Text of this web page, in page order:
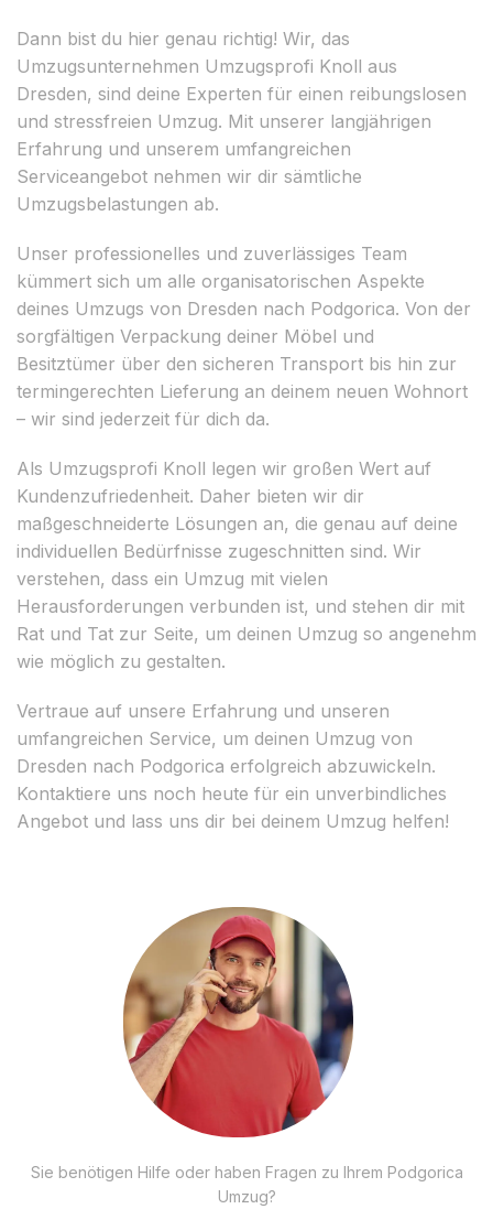
Dann bist du hier genau richtig! Wir, das
Umzugsunternehmen Umzugsprofi Knoll aus
Dresden, sind deine Experten für einen reibungslosen
und stressfreien Umzug. Mit unserer langjährigen
Erfahrung und unserem umfangreichen
Serviceangebot nehmen wir dir sämtliche
Umzugsbelastungen ab.
Unser professionelles und zuverlässiges Team
kümmert sich um alle organisatorischen Aspekte
deines Umzugs von Dresden nach Podgorica. Von der
sorgfältigen Verpackung deiner Möbel und
Besitztümer über den sicheren Transport bis hin zur
termingerechten Lieferung an deinem neuen Wohnort
– wir sind jederzeit für dich da.
Als Umzugsprofi Knoll legen wir großen Wert auf
Kundenzufriedenheit. Daher bieten wir dir
maßgeschneiderte Lösungen an, die genau auf deine
individuellen Bedürfnisse zugeschnitten sind. Wir
verstehen, dass ein Umzug mit vielen
Herausforderungen verbunden ist, und stehen dir mit
Rat und Tat zur Seite, um deinen Umzug so angenehm
wie möglich zu gestalten.
Vertraue auf unsere Erfahrung und unseren
umfangreichen Service, um deinen Umzug von
Dresden nach Podgorica erfolgreich abzuwickeln.
Kontaktiere uns noch heute für ein unverbindliches
Angebot und lass uns dir bei deinem Umzug helfen!
Sie benötigen Hilfe oder haben Fragen zu Ihrem Podgorica
Umzug?